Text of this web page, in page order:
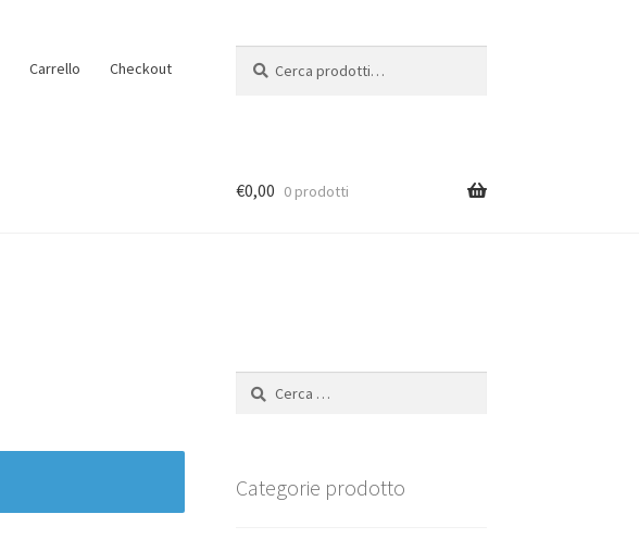
Carrello Checkout
€0,00 0 prodotti
Ricerca
Categorie prodotto